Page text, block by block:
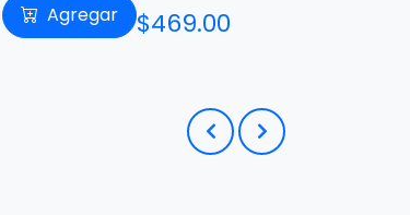
Agregar $469.00